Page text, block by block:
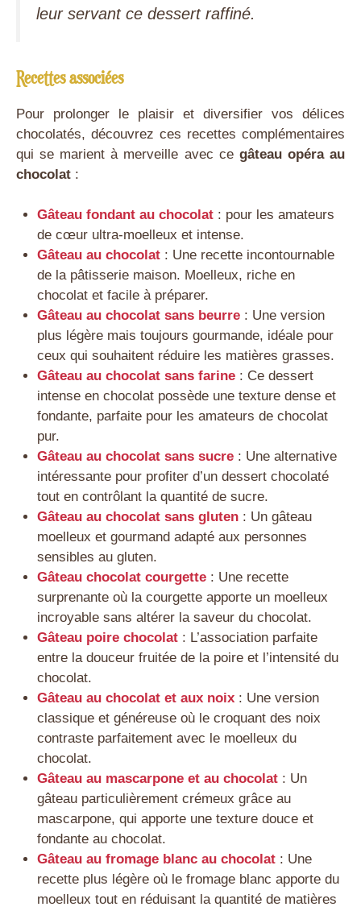
leur servant ce dessert raffiné.
Recettes associées
Pour prolonger le plaisir et diversifier vos délices
chocolatés, découvrez ces recettes complémentaires
qui se marient à merveille avec ce gâteau opéraau
chocolat :
Gâteau fondant au chocolat: pour les amateurs
de cœur ultra-moelleux et intense.
Gâteau au chocolat : Une recette incontournable
de la pâtisserie maison. Moelleux, riche en
chocolat et facile à préparer.
Gâteau au chocolat sans beurre : Une version
plus légère mais toujours gourmande, idéale pour
ceux qui souhaitent réduire les matières grasses.
Gâteau au chocolat sans farine : Ce dessert
intense en chocolat possède une texture dense et
fondante, parfaite pour les amateurs de chocolat
pur.
Gâteau au chocolat sans sucre : Une alternative
intéressante pour profiter d’un dessert chocolaté
tout en contrôlant la quantité de sucre.
Gâteau au chocolat sans gluten : Un gâteau
moelleux et gourmand adapté aux personnes
sensibles au gluten.
Gâteau chocolat courgette: Une recette
surprenante où la courgette apporte un moelleux
incroyable sans altérer la saveur du chocolat.
Gâteau poire chocolat: L’association parfaite
entre la douceur fruitée de la poire et l’intensité du
chocolat.
Gâteau au chocolat et aux noix : Une version
classique et généreuse où le croquant des noix
contraste parfaitement avec le moelleux du
chocolat.
Gâteau au mascarpone et au chocolat : Un
gâteau particulièrement crémeux grâce au
mascarpone, qui apporte une texture douce et
fondante au chocolat.
Gâteau au fromage blanc au chocolat: Une
recette plus légère où le fromage blanc apporte du
moelleux tout en réduisant la quantité de matières